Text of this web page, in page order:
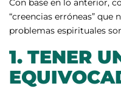
Con base en lo anterior,
“creencias erróneas” que
problemas espirituales
1. TENER